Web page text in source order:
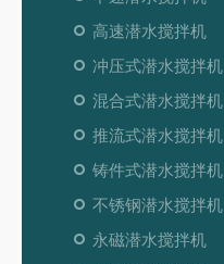
高速潜水搅拌机
冲压式潜水搅拌机
混合式潜水搅拌机
推流式潜水搅拌机
铸件式潜水搅拌机
不锈钢潜水搅拌机
永磁潜水搅拌机